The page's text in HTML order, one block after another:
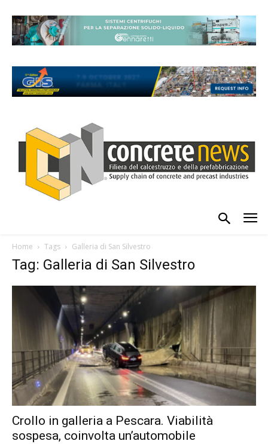
Home Tags Galleria di San Silvestro
Tag: Galleria di San Silvestro
Crollo in galleria a Pescara. Viabilità
sospesa, coinvolta un’automobile